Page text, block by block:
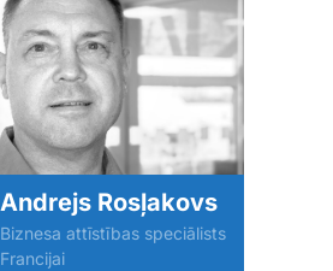
Andrejs Rosļakovs
Biznesa attīstības speciālists
Francijai